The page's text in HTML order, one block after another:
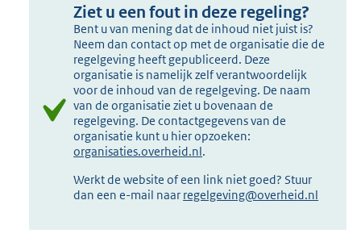
Ziet u een fout in deze regeling?
Bent u van mening dat de inhoud niet juist is?
Neem dan contact op met de organisatie die de
regelgeving heeft gepubliceerd. Deze
organisatie is namelijk zelf verantwoordelijk
voor de inhoud van de regelgeving. De naam
van de organisatie ziet u bovenaan de
regelgeving. De contactgegevens van de
organisatie kunt u hier opzoeken:
organisaties.overheid.nl.
Werkt de website of een link niet goed? Stuur
dan een e-mail naar regelgeving@overheid.nl